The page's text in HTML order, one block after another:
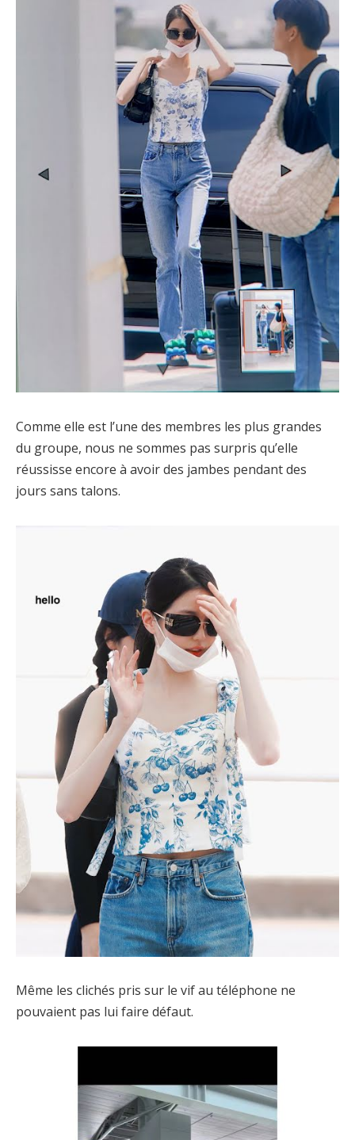
Comme elle est l’une des membres les plus grandes
du groupe, nous ne sommes pas surpris qu’elle
réussisse encore à avoir des jambes pendant des
jours sans talons.
Même les clichés pris sur le vif au téléphone ne
pouvaient pas lui faire défaut.